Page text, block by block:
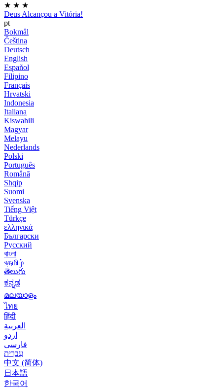
★ ★ ★
Deus Alcançou a Vitória!
pt
Bokmål
Čeština
Deutsch
English
Español
Filipino
Français
Hrvatski
Indonesia
Italiana
Kiswahili
Magyar
Melayu
Nederlands
Polski
Português
Română
Shqip
Suomi
Svenska
Tiếng Việt
Türkçe
ελληνικά
Български
Русский
বাংলা
বதமிழ்
తెలుగు
ಕನ್ನಡ
മലയാളം
ไทย
हिंदी
العربية
اردو
فارسی
עִברִית
中文 (简体)
日本語
한국어